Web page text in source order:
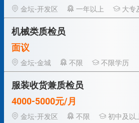
金坛-开发区
一年以上 大专
机械类质检员
面议
金坛-金城
不限 不限学历
服装收货兼质检员
4000-5000元/月
金坛-开发区
不限 初中及以